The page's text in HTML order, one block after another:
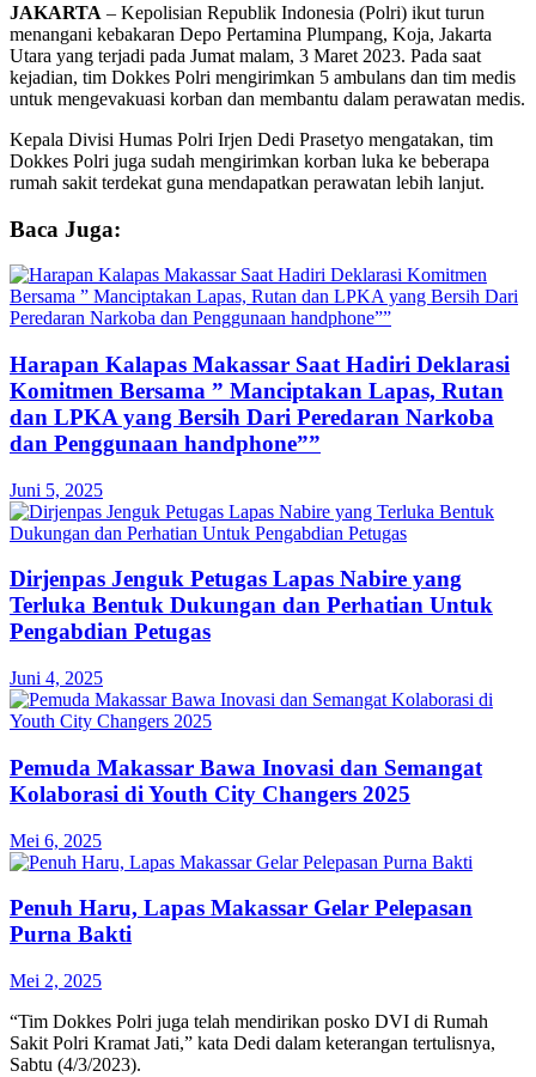
JAKARTA – Kepolisian Republik Indonesia (Polri) ikut turun
menangani kebakaran Depo Pertamina Plumpang, Koja, Jakarta
Utara yang terjadi pada Jumat malam, 3 Maret 2023. Pada saat
kejadian, tim Dokkes Polri mengirimkan 5 ambulans dan tim medis
untuk mengevakuasi korban dan membantu dalam perawatan medis.
Kepala Divisi Humas Polri Irjen Dedi Prasetyo mengatakan, tim
Dokkes Polri juga sudah mengirimkan korban luka ke beberapa
rumah sakit terdekat guna mendapatkan perawatan lebih lanjut.
Baca Juga:
Harapan Kalapas Makassar Saat Hadiri Deklarasi
Komitmen Bersama ” Manciptakan Lapas, Rutan
dan LPKA yang Bersih Dari Peredaran Narkoba
dan Penggunaan handphone””
Juni 5, 2025
Dirjenpas Jenguk Petugas Lapas Nabire yang
Terluka Bentuk Dukungan dan Perhatian Untuk
Pengabdian Petugas
Juni 4, 2025
Pemuda Makassar Bawa Inovasi dan Semangat
Kolaborasi di Youth City Changers 2025
Mei 6, 2025
Penuh Haru, Lapas Makassar Gelar Pelepasan
Purna Bakti
Mei 2, 2025
“Tim Dokkes Polri juga telah mendirikan posko DVI di Rumah
Sakit Polri Kramat Jati,” kata Dedi dalam keterangan tertulisnya,
Sabtu (4/3/2023).